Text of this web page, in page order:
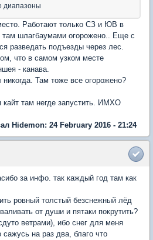
диапазоны
Работают только СЗ и ЮВ в
там шлагбаумами огорожено.. Еще с
разведать подъезды через лес.
что в самом узком месте
- канава.
Там тоже все огорожено?
там негде запустить. ИМХО
Hidemon: 24 February 2016 - 21:24
за инфо. так каждый год там как
ровный толстый безснежный лёд
от души и пятаки покрутить?
ветрами), ибо снег для меня
на раз два, благо что